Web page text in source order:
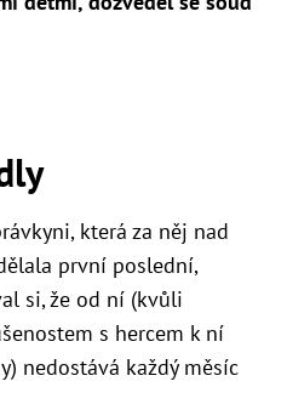
která za něj nad
první poslední,
si, že od ní (kvůli
s hercem k ní
nedostává každý měsíc